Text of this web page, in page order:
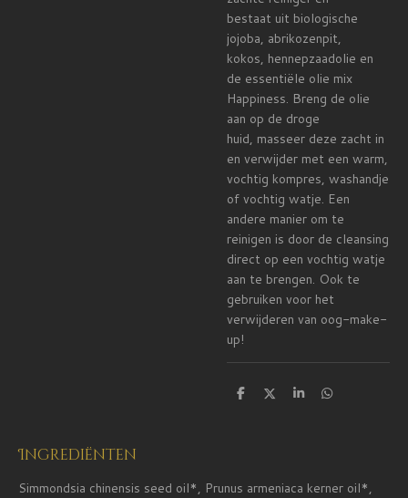
bestaat uit biologische
jojoba, abrikozenpit,
kokos, hennepzaadolie en
de essentiële olie mix
Happiness. Breng de olie
aan op de droge
huid, masseer deze zacht in
en verwijder met een warm,
vochtig kompres, washandje
of vochtig watje. Een
andere manier om te
reinigen is door de cleansing
direct op een vochtig watje
aan te brengen. Ook te
gebruiken voor het
verwijderen van oog-make-
up!
D
D
S
D
Ingrediënten
Simmondsia chinensis seed oil*, Prunus armeniaca kerner oil*,